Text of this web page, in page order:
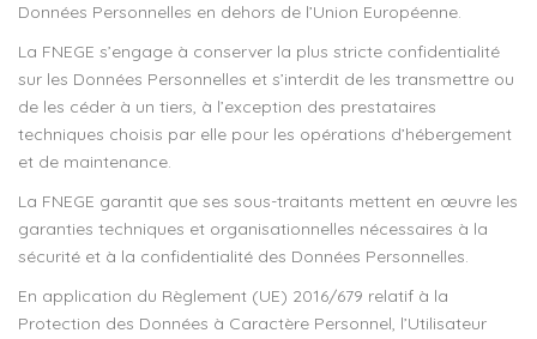
Données Personnelles en dehors de l’Union Européenne.
La FNEGE s’engage à conserver la plus stricte confidentialité
sur les Données Personnelles et s’interdit de les transmettre ou
de les céder à un tiers, à l’exception des prestataires
techniques choisis par elle pour les opérations d’hébergement
et de maintenance.
La FNEGE garantit que ses sous-traitants mettent en œuvre les
garanties techniques et organisationnelles nécessaires à la
sécurité et à la confidentialité des Données Personnelles.
En application du Règlement (UE) 2016/679 relatif à la
Protection des Données à Caractère Personnel, l’Utilisateur